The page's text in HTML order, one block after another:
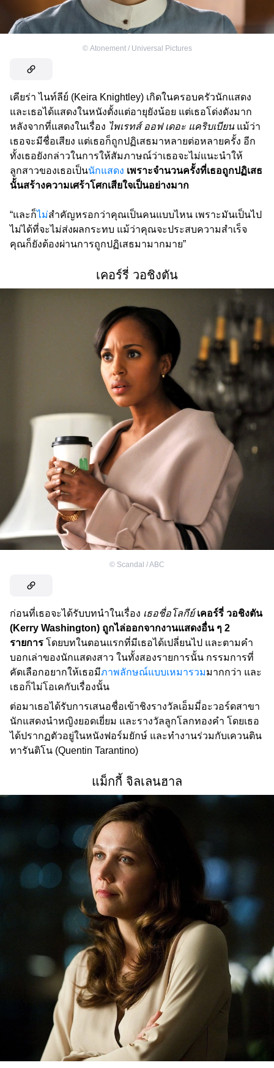
© Atonement / Universal Pictures
เคียร่า ไนท์ลีย์ (Keira Knightley) เกิดในครอบครัวนักแสดง
และเธอได้แสดงในหนังตั้งแต่อายุยังน้อย แต่เธอโด่งดังมาก
หลังจากที่แสดงในเรื่อง ไพเรทส์ ออฟ เดอะ แคริบเบียน แม้ว่า
เธอจะมีชื่อเสียง แต่เธอก็ถูกปฏิเสธมาหลายต่อหลายครั้ง อีก
ทั้งเธอยังกล่าวในการให้สัมภาษณ์ว่าเธอจะไม่แนะนำให้
ลูกสาวของเธอเป็นนักแสดง เพราะจำนวนครั้งที่เธอถูกปฏิเสธ
นั้นสร้างความเศร้าโศกเสียใจเป็นอย่างมาก
“และก็ไม่สำคัญหรอกว่าคุณเป็นคนแบบไหน เพราะมันเป็นไป
ไม่ได้ที่จะไม่ส่งผลกระทบ แม้ว่าคุณจะประสบความสำเร็จ
คุณก็ยังต้องผ่านการถูกปฏิเสธมามากมาย”
เคอร์รี่ วอชิงตัน
© Scandal / ABC
ก่อนที่เธอจะได้รับบทนำในเรื่อง เธอชื่อโลกีย์เคอร์รี่ วอชิงตัน
(Kerry Washington) ถูกไล่ออกจากงานแสดงอื่น ๆ 2
รายการ โดยบทในตอนแรกที่มีเธอได้เปลี่ยนไป และตามคำ
บอกเล่าของนักแสดงสาว ในทั้งสองรายการนั้น กรรมการที่
คัดเลือกอยากให้เธอมีภาพลักษณ์แบบเหมารวมมากกว่า และ
เธอก็ไม่โอเคกับเรื่องนั้น
ต่อมาเธอได้รับการเสนอชื่อเข้าชิงรางวัลเอ็มมี่อะวอร์ดสาขา
นักแสดงนำหญิงยอดเยี่ยม และรางวัลลูกโลกทองคำ โดยเธอ
ได้ปรากฏตัวอยู่ในหนังฟอร์มยักษ์ และทำงานร่วมกับเควนติน
ทารันติโน (Quentin Tarantino)
แม็กกี้ จิลเลนฮาล